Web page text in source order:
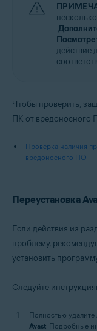
действие
Чтобы проверить,
ПК от вредоносного
Проверка наличия
вредоносного ПО
Переустановка
Если действия из
проблему,
установить
Следуйте
Полностью
Avast . Подробные